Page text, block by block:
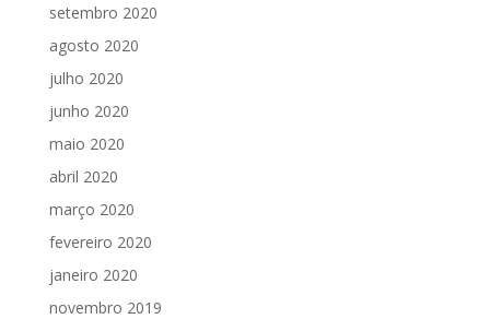
setembro 2020
agosto 2020
julho 2020
junho 2020
maio 2020
abril 2020
março 2020
fevereiro 2020
janeiro 2020
novembro 2019